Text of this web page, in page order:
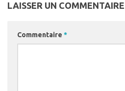
LAISSER UN COMMENTAIRE
Commentaire *